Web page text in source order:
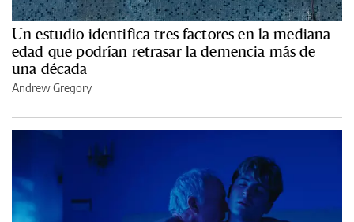
Un estudio identifica tres factores en la mediana
edad que podrían retrasar la demencia más de
una década
Andrew Gregory